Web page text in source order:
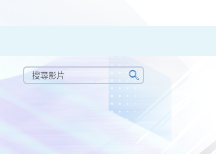
搜
尋
搜
尋